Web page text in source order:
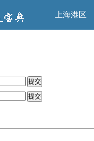
上海港区